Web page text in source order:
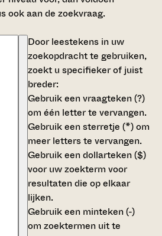
ook aan de zoekvraag.
Door leestekens in uw
zoekopdracht te gebruiken,
zoekt u specifieker of juist
breder:
Gebruik eenvraagteken (?)
om één letter te vervangen.
Gebruik eensterretje (*)om
meer letters te vervangen.
Gebruik eendollarteken ($)
voor uw zoekterm voor
resultaten die op elkaar
lijken.
Gebruik een minteken (-)
om zoektermen uit te